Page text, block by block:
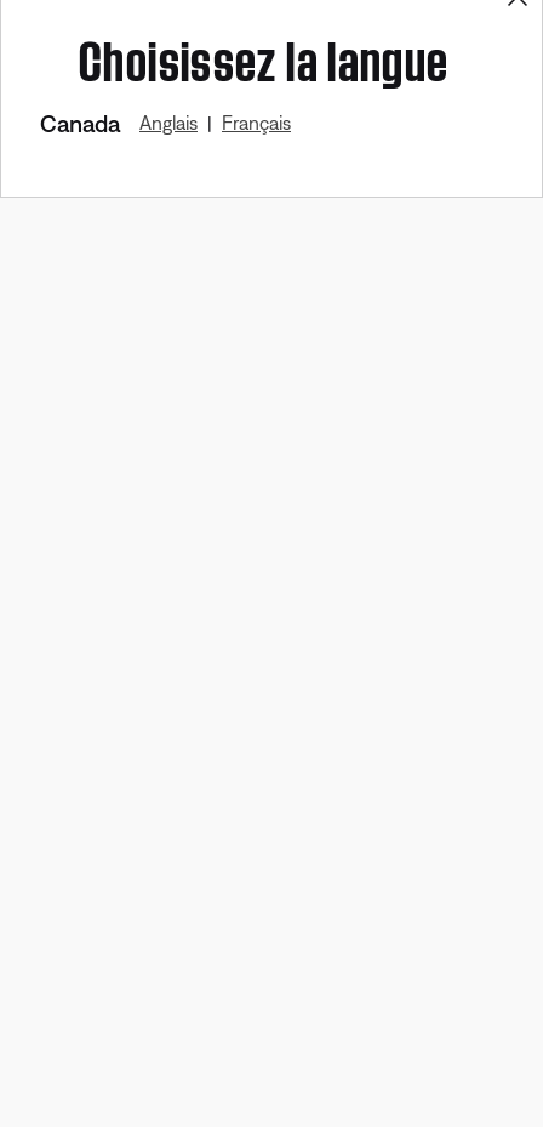
complète des conditions générales. Cette offre peut être
modifiée sans préavis. Vous pouvez vous désinscrire de
notre bulletin électronique à tout moment. Veuillez prendre
Choisissez la langue
Canada Anglais | Français